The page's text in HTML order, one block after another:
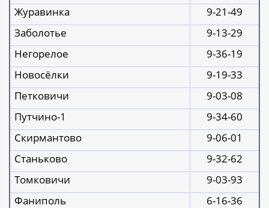
Журавинка
9-21-49
Заболотье
9-13-29
Негорелое
9-36-19
Новосёлки
9-19-33
Петковичи
9-03-08
Путчино-1
9-34-60
Скирмантово
9-06-01
Станьково
9-32-62
Томковичи
9-03-93
Фаниполь
6-16-36